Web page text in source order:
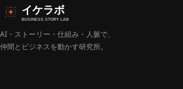
イケラボ
BUSINESS STORY LAB
AI・ストーリー・仕組み・人脈で、
仲間とビジネスを動かす研究所。